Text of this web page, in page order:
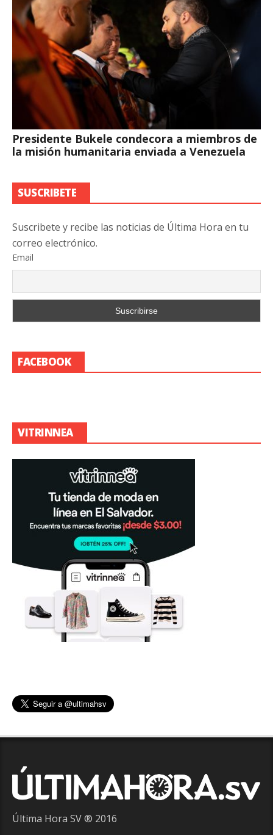
Presidente Bukele condecora a miembros de
la misión humanitaria enviada a Venezuela
SUSCRIBETE
Suscribete y recibe las noticias de Última Hora en tu
correo electrónico.
Email
FACEBOOK
VITRINNEA
Última Hora SV ® 2016